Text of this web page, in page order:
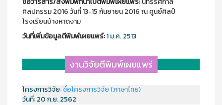
ศิลปกรรม 2016 วันที่ 13-15 กันยายน 2016 ณ ศูนย์ศิลป์
โรงเรียนบ้างหาดงาม
วันที่เพิ่มข้อมูลตีพิมพ์เผยแพร์:1 ม.ค. 2513
งานวิจัยตีพิมพ์เผยแพร่
โครงการวิจัย:ชื่อโครงการวิจัย (ภาษาไทย)
วันที่:20 ก.ย. 2562